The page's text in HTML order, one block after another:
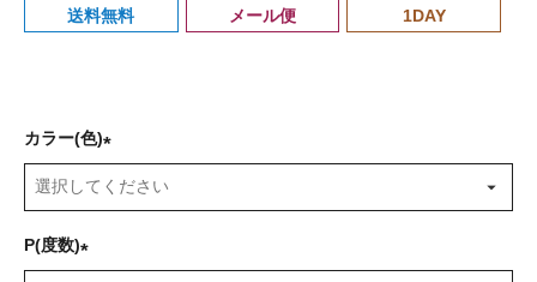
送料無料 メール便 1DAY
カラー(色)
必
)
P(度数)